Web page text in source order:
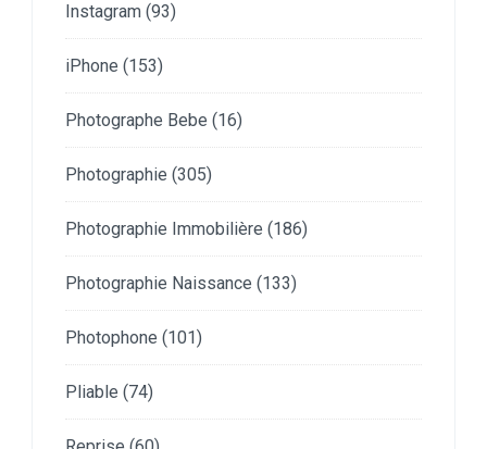
Instagram (93)
iPhone (153)
Photographe Bebe (16)
Photographie (305)
Photographie Immobilière (186)
Photographie Naissance (133)
Photophone (101)
Pliable (74)